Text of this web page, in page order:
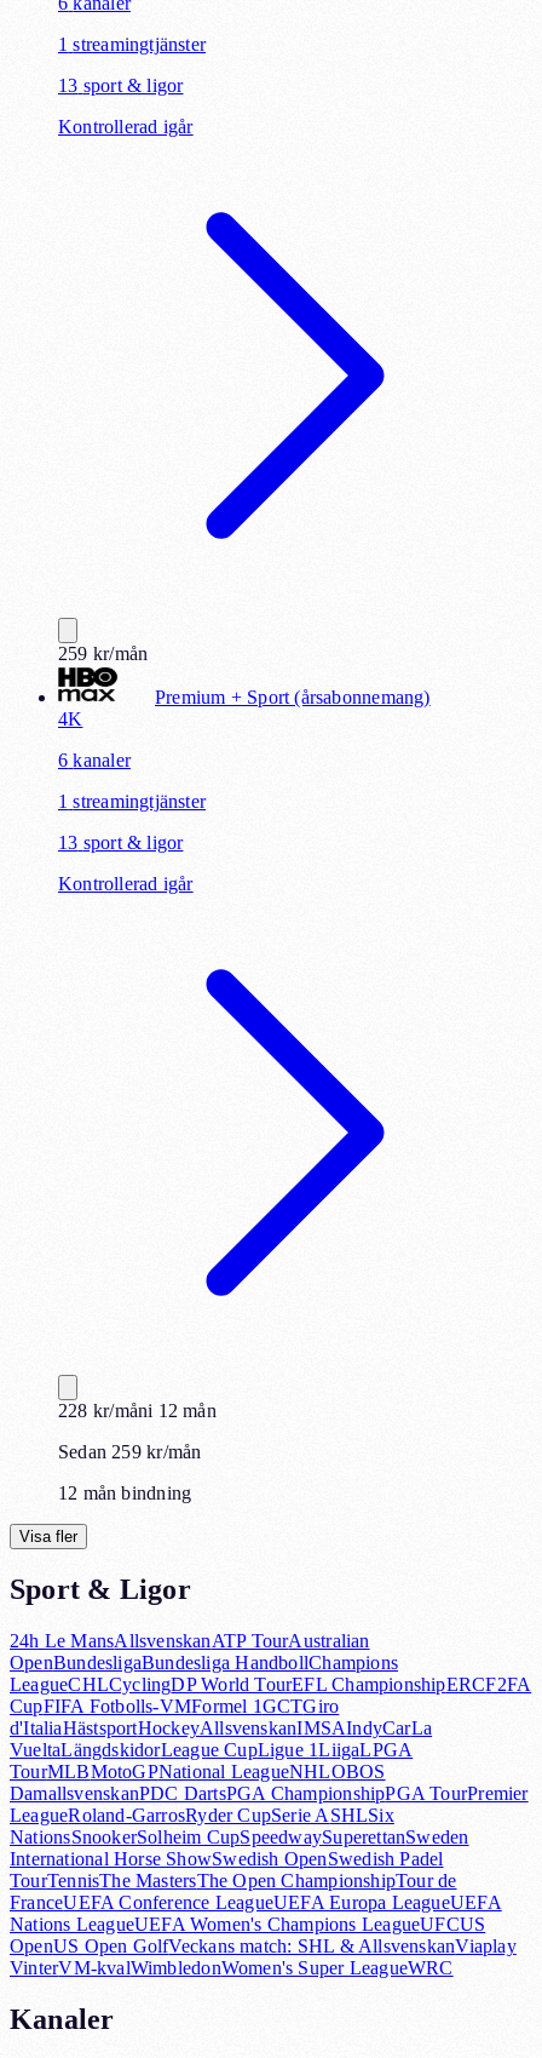
1 streamingtjänster
13 sport & ligor
Kontrollerad igår
259 kr/mån
Premium + Sport (årsabonnemang)
4K
6 kanaler
1 streamingtjänster
13 sport & ligor
Kontrollerad igår
228 kr/måni 12 mån
Sedan 259 kr/mån
12 mån bindning
Visa fler
Sport & Ligor
24h Le MansAllsvenskanATP TourAustralian
OpenBundesligaBundesliga HandbollChampions
LeagueCHLCyclingDP World TourEFL ChampionshipERCF2FA
CupFIFA Fotbolls-VMFormel 1GCTGiro
d'ItaliaHästsportHockeyAllsvenskanIMSAIndyCarLa
VueltaLängdskidorLeague CupLigue 1LiigaLPGA
TourMLBMotoGPNational LeagueNHLOBOS
DamallsvenskanPDC DartsPGA ChampionshipPGA TourPremier
LeagueRoland-GarrosRyder CupSerie A SHLSix
NationsSnookerSolheim CupSpeedwaySuperettanSweden
International Horse ShowSwedish OpenSwedish Padel
TourTennisThe MastersThe Open ChampionshipTour de
FranceUEFA Conference LeagueUEFA Europa LeagueUEFA
Nations LeagueUEFA Women's Champions LeagueUFCUS
OpenUS Open GolfVeckans match: SHL & AllsvenskanViaplay
VinterVM-kvalWimbledonWomen's Super LeagueWRC
Kanaler